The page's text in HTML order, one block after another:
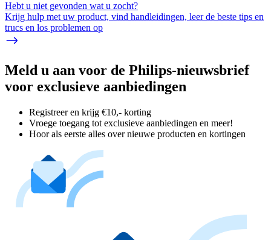
Hebt u niet gevonden wat u zocht?
Krijg hulp met uw product, vind handleidingen, leer de beste tips en
trucs en los problemen op
Meld u aan voor de Philips-nieuwsbrief
voor exclusieve aanbiedingen
Registreer en krijg €10,- korting
Vroege toegang tot exclusieve aanbiedingen en meer!
Hoor als eerste alles over nieuwe producten en kortingen